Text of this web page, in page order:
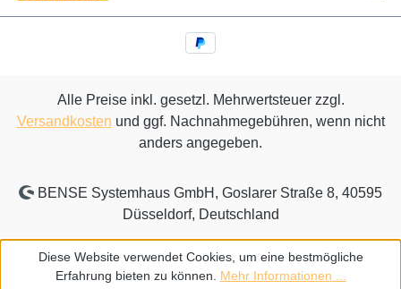
Alle Preise inkl. gesetzl. Mehrwertsteuer zzgl.
Versandkosten und ggf. Nachnahmegebühren, wenn nicht
anders angegeben.
BENSE Systemhaus GmbH, Goslarer Straße 8, 40595
Düsseldorf, Deutschland
Diese Website verwendet Cookies, um eine bestmögliche
Erfahrung bieten zu können. Mehr Informationen ...